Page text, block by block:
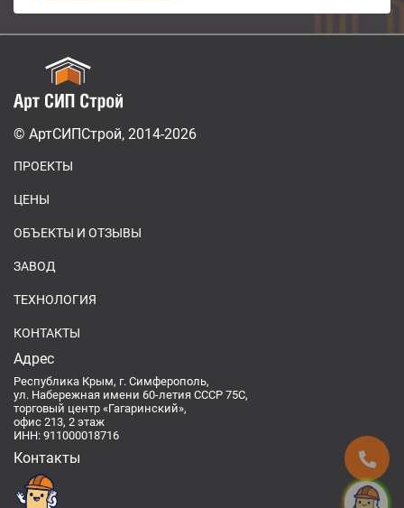
© АртСИПСтрой, 2014-2026
ПРОЕКТЫ
ЦЕНЫ
ОБЪЕКТЫ И ОТЗЫВЫ
ЗАВОД
ТЕХНОЛОГИЯ
КОНТАКТЫ
Адрес
Республика Крым, г. Симферополь,
ул. Набережная имени 60-летия СССР 75С,
торговый центр «Гагаринский»,
офис 213, 2 этаж
ИНН: 911000018716
Контакты